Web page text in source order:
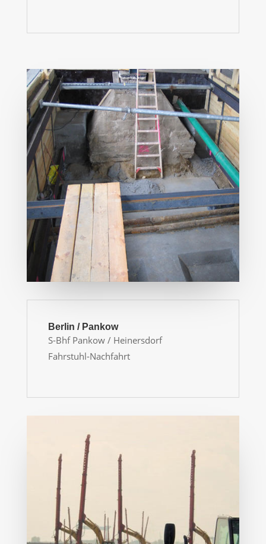
Berlin / Pankow
S-Bhf Pankow / Heinersdorf
Fahrstuhl-Nachfahrt